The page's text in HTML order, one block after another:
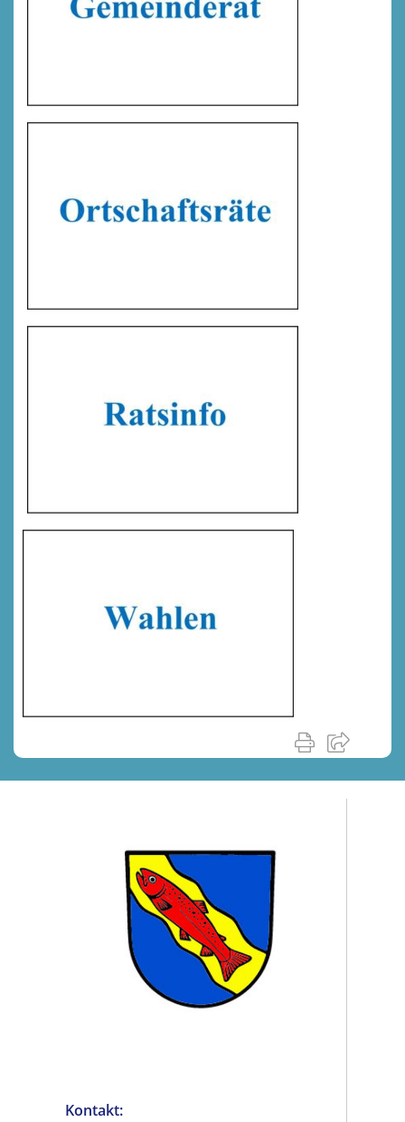
Kontakt: